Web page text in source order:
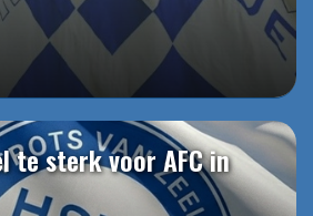
te sterk voor AFC in